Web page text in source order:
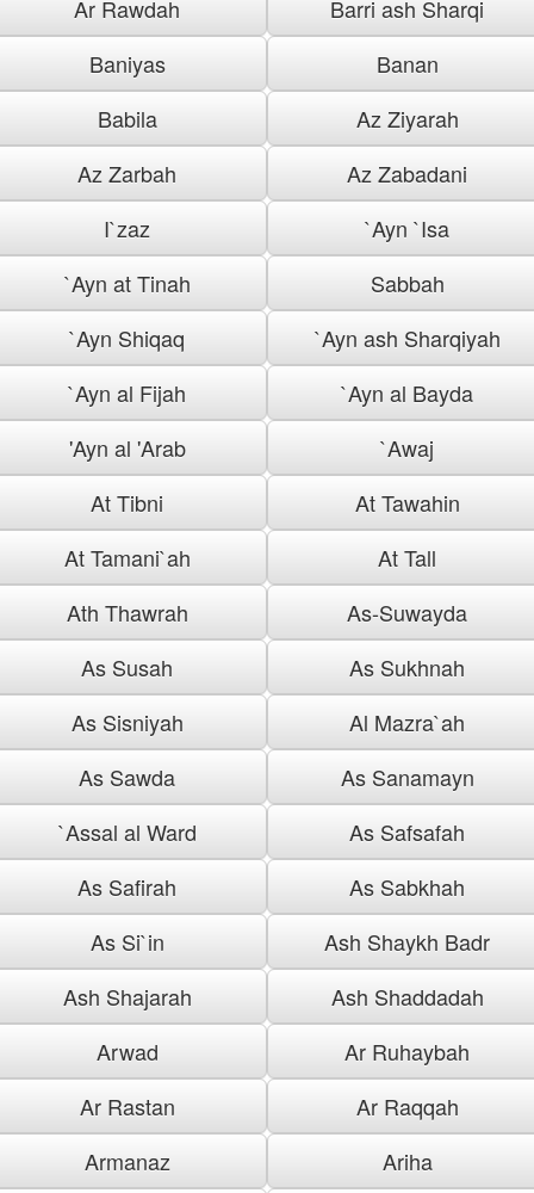
Ar Rawdah
Barri ash Sharqi
Baniyas
Banan
Babila
Az Ziyarah
Az Zarbah
Az Zabadani
I`zaz
`Ayn `Isa
`Ayn at Tinah
Sabbah
`Ayn Shiqaq
`Ayn ash Sharqiyah
`Ayn al Fijah
`Ayn al Bayda
'Ayn al 'Arab
`Awaj
At Tibni
At Tawahin
At Tamani`ah
At Tall
Ath Thawrah
As-Suwayda
As Susah
As Sukhnah
As Sisniyah
Al Mazra`ah
As Sawda
As Sanamayn
`Assal al Ward
As Safsafah
As Safirah
As Sabkhah
As Si`in
Ash Shaykh Badr
Ash Shajarah
Ash Shaddadah
Arwad
Ar Ruhaybah
Ar Rastan
Ar Raqqah
Armanaz
Ariha